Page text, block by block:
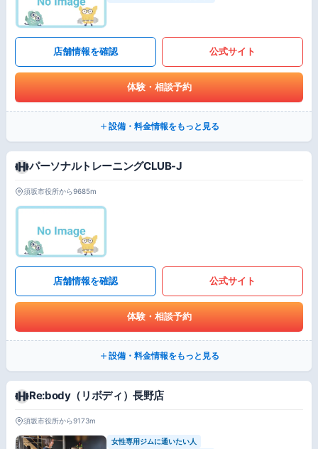
店舗情報を確認 公式サイト
体験・相談予約
設備・料金情報をもっと見る
パーソナルトレーニングCLUB-J
須坂市役所から9685m
店舗情報を確認 公式サイト
体験・相談予約
設備・料金情報をもっと見る
Re:body（リボディ）長野店
須坂市役所から9173m
女性専用ジムに通いたい人